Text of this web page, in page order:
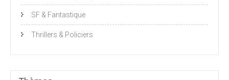
SF & Fantastique
Thrillers & Policiers